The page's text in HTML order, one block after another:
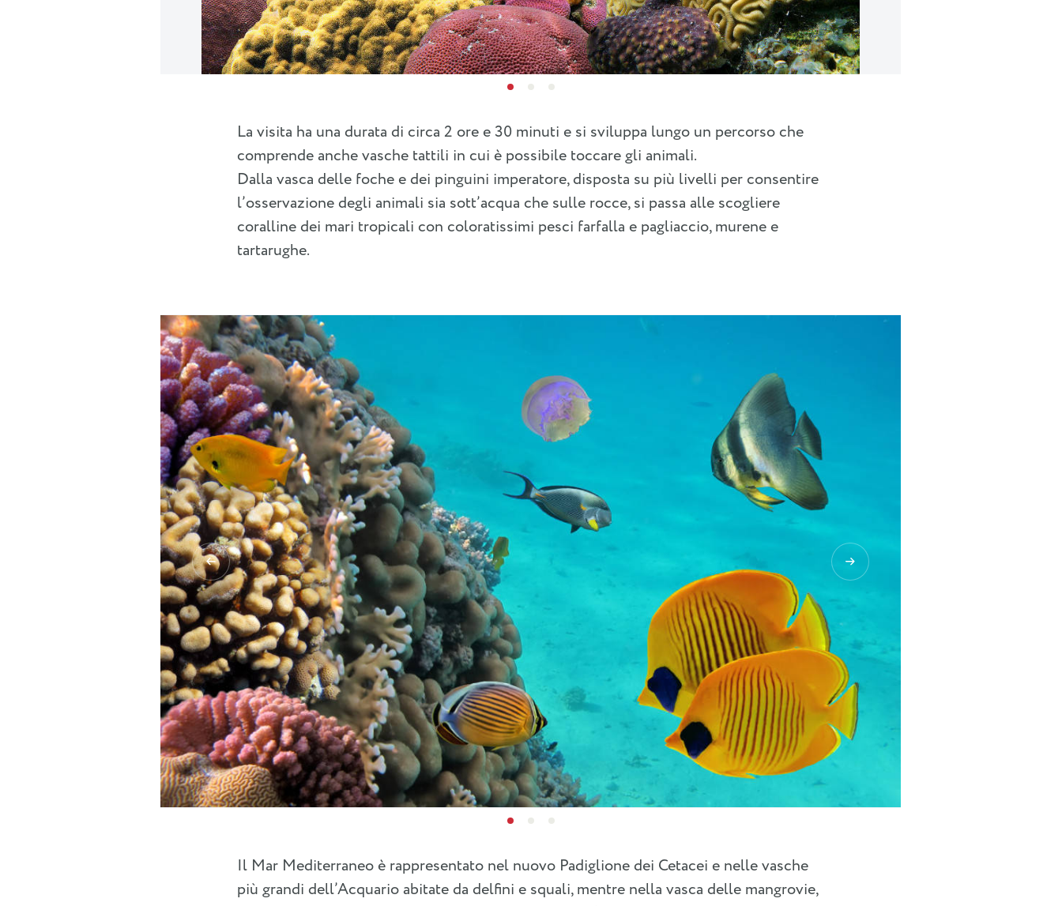
La visita ha una durata di circa 2 ore e 30 minuti e si sviluppa lungo un percorso che
comprende anche vasche tattili in cui è possibile toccare gli animali.
Dalla vasca delle foche e dei pinguini imperatore, disposta su più livelli per consentire
l’osservazione degli animali sia sott’acqua che sulle rocce, si passa alle scogliere
coralline dei mari tropicali con coloratissimi pesci farfalla e pagliaccio, murene e
tartarughe.
Il Mar Mediterraneo è rappresentato nel nuovo Padiglione dei Cetacei e nelle vasche
più grandi dell’Acquario abitate da delfini e squali, mentre nella vasca delle mangrovie,